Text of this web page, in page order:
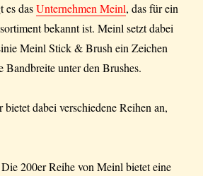
es dasUnternehmen Meinl, das für ein
bekannt ist. Meinl setzt dabei
Meinl Stick & Brush ein Zeichen
Bandbreite unter den Brushes.
dabei verschiedene Reihen an,
200er Reihe von Meinl bietet eine